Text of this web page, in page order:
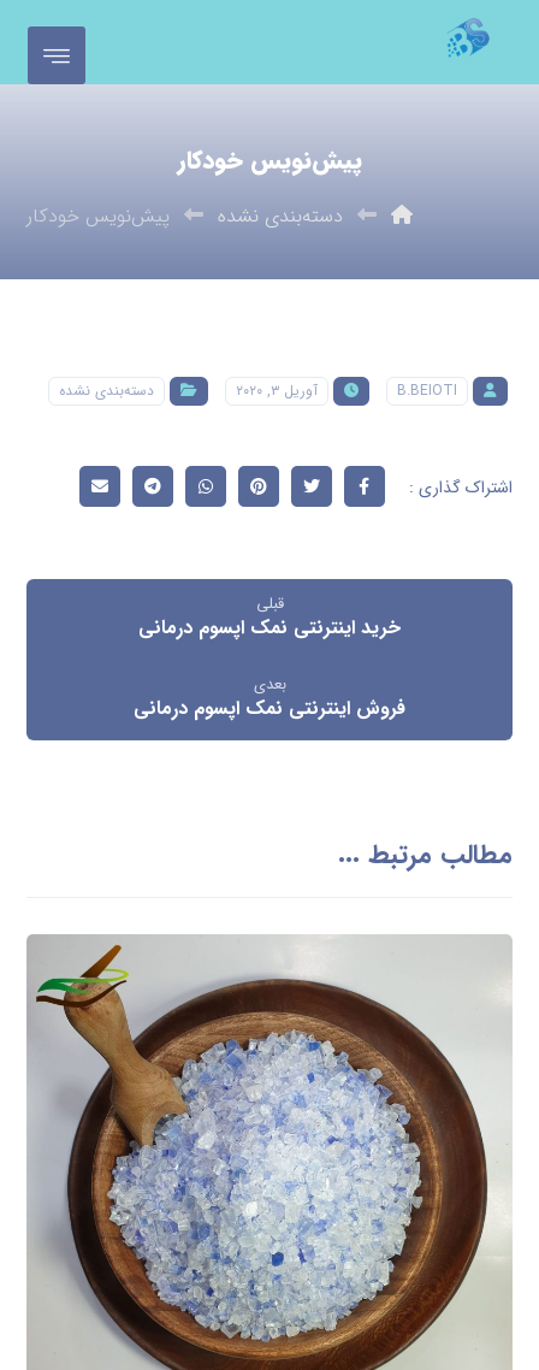
پیش‌نویس خودکار
دسته‌بندی نشده پیش‌نویس خودکار
B.BEIOTI آوریل ۳, ۲۰۲۰ دسته‌بندی نشده
قبلی
خرید اینترنتی نمک اپسوم درمانی
بعدی
فروش اینترنتی نمک اپسوم درمانی
مطالب مرتبط ...